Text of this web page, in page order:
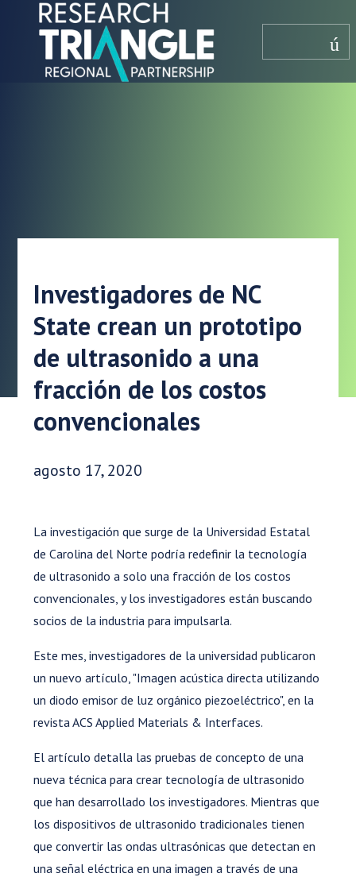
saltar al contenido
menú
Investigadores de NC
State crean un prototipo
de ultrasonido a una
fracción de los costos
convencionales
Fecha de publicación:
agosto 17, 2020
La investigación que surge de la Universidad Estatal
de Carolina del Norte podría redefinir la tecnología
de ultrasonido a solo una fracción de los costos
convencionales, y los investigadores están buscando
socios de la industria para impulsarla.
Este mes, investigadores de la universidad publicaron
un nuevo artículo, "Imagen acústica directa utilizando
un diodo emisor de luz orgánico piezoeléctrico", en la
revista ACS Applied Materials & Interfaces.
El artículo detalla las pruebas de concepto de una
nueva técnica para crear tecnología de ultrasonido
que han desarrollado los investigadores. Mientras que
los dispositivos de ultrasonido tradicionales tienen
que convertir las ondas ultrasónicas que detectan en
una señal eléctrica en una imagen a través de una